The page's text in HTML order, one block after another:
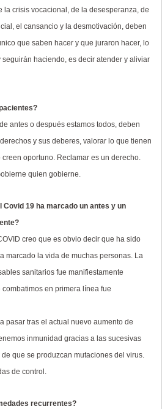
la crisis vocacional, de la desesperanza, de
el cansancio y la desmotivación, deben
que saben hacer y que juraron hacer, lo
haciendo, es decir atender y aliviar
antes o después estamos todos, deben
y sus deberes, valorar lo que tienen
oportuno. Reclamar es un derecho.
quien gobierne.
Covid 19 ha marcado un antes y un
creo que es obvio decir que ha sido
marcado la vida de muchas personas. La
sanitarios fue manifiestamente
en primera línea fue
pasar tras el actual nuevo aumento de
inmunidad gracias a las sucesivas
que se produzcan mutaciones del virus.
de control.
recurrentes?